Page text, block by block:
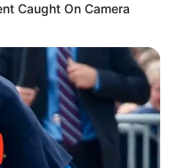
Caught On Camera